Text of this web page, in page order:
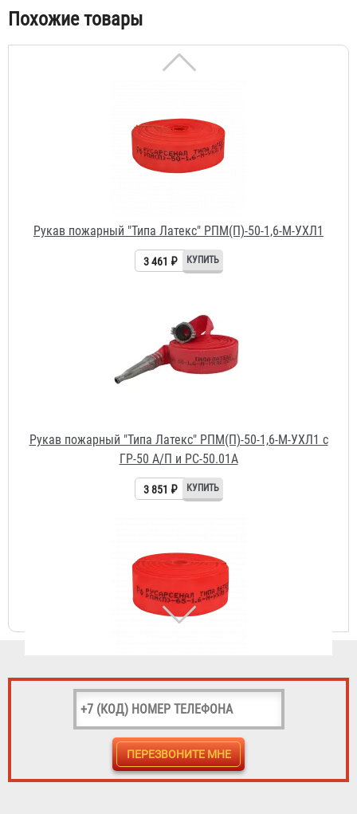
Похожие товары
Рукав пожарный "Типа Латекс" РПМ(П)-50-1,6-М-УХЛ1
3 461 ₽
Рукав пожарный "Типа Латекс" РПМ(П)-50-1,6-М-УХЛ1 с
ГР-50 А/П и РС-50.01А
Рукав пожарный "Типа Латекс" РПМ(П)-65-1,6-М-УХЛ1
4 483 ₽
Рукав пожарный "Типа Латекс" РПМ(П)-65-1,6-М-УХЛ1 с